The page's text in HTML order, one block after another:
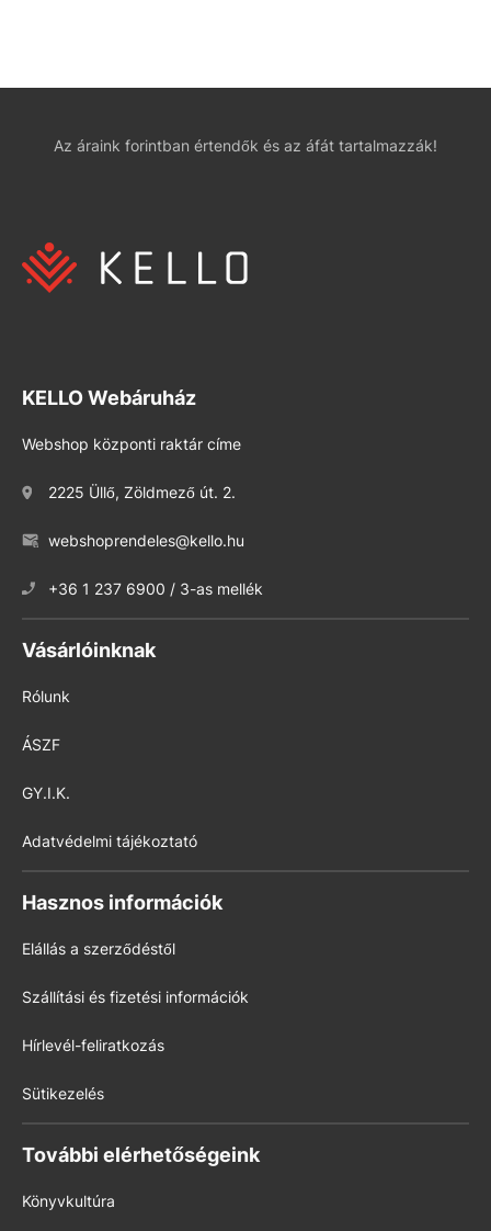
Az áraink forintban értendők és az áfát tartalmazzák!
KELLO Webáruház
Webshop központi raktár címe
2225 Üllő, Zöldmező út. 2.
webshoprendeles@kello.hu
+36 1 237 6900 / 3-as mellék
Vásárlóinknak
Rólunk
ÁSZF
GY.I.K.
Adatvédelmi tájékoztató
Hasznos információk
Elállás a szerződéstől
Szállítási és fizetési információk
Hírlevél-feliratkozás
Sütikezelés
További elérhetőségeink
Könyvkultúra